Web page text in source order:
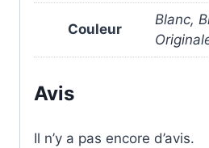
Couleur
Blanc,
Avis
Il n’y a pas encore d’avis.